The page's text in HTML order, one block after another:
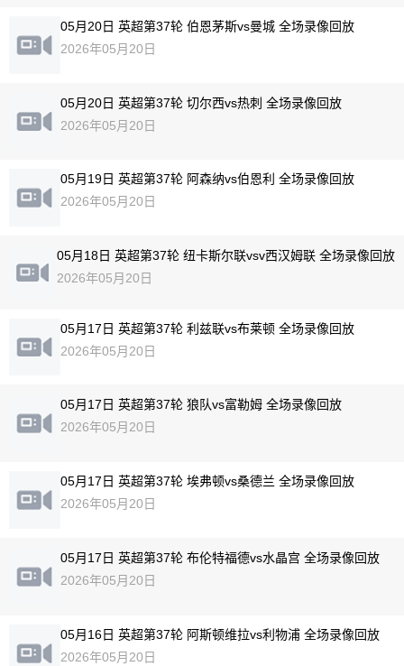
05月20日 英超第37轮 伯恩茅斯vs曼城 全场录像回放
2026年05月20日
05月20日 英超第37轮 切尔西vs热刺 全场录像回放
2026年05月20日
05月19日 英超第37轮 阿森纳vs伯恩利 全场录像回放
2026年05月20日
05月18日 英超第37轮 纽卡斯尔联vsv西汉姆联 全场录像回放
2026年05月20日
05月17日 英超第37轮 利兹联vs布莱顿 全场录像回放
2026年05月20日
05月17日 英超第37轮 狼队vs富勒姆 全场录像回放
2026年05月20日
05月17日 英超第37轮 埃弗顿vs桑德兰 全场录像回放
2026年05月20日
05月17日 英超第37轮 布伦特福德vs水晶宫 全场录像回放
2026年05月20日
05月16日 英超第37轮 阿斯顿维拉vs利物浦 全场录像回放
2026年05月20日